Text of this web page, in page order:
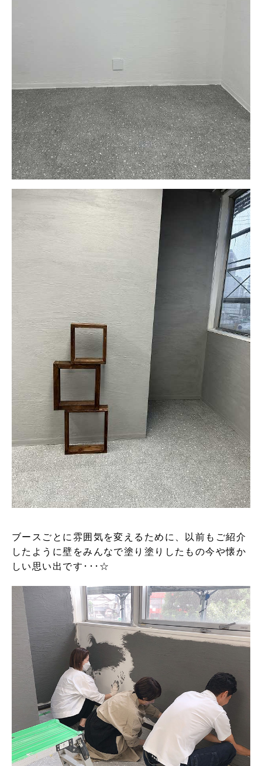
ブースごとに雰囲気を変えるために、以前もご紹介
したように壁をみんなで塗り塗りしたもの今や懐か
しい思い出です･･･☆